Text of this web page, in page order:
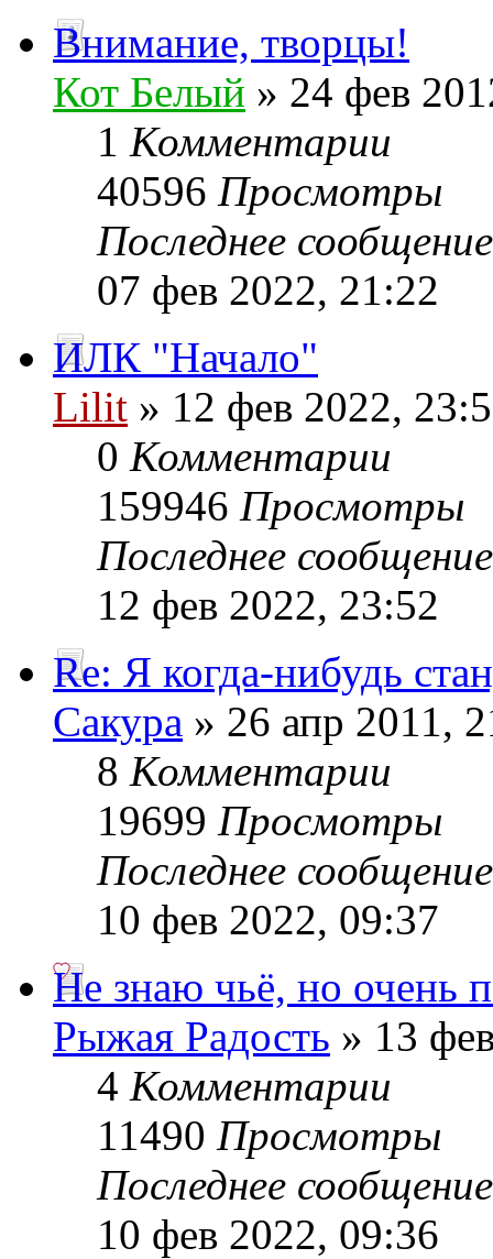
Внимание, творцы!
Кот Белый » 24 фев
1 Комментарии
40596 Просмотры
Последнее
07 фев 2022, 21:22
ИЛК "Начало"
Lilit » 12 фев 2022,
0 Комментарии
159946 Просмотры
Последнее
12 фев 2022, 23:52
Re: Я когда-нибудь
Сакура » 26 апр 2011,
8 Комментарии
19699 Просмотры
Последнее
10 фев 2022, 09:37
Не знаю чьё, но очень
Рыжая Радость » 13
4 Комментарии
11490 Просмотры
Последнее
10 фев 2022, 09:36